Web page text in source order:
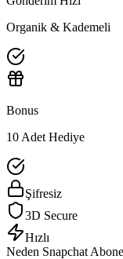
Organik & Kademeli
Bonus
10 Adet Hediye
Şifresiz
3D Secure
Hızlı
Neden Snapchat Abone